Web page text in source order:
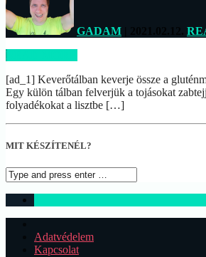
GADAM
READ MORE
[ad_1] Keverőtálban keverje össze a
Egy külön tálban felverjük a tojásokat
folyadékokat a lisztbe […]
MIT KÉSZÍTENÉL?
Adatvédelem
Kapcsolat